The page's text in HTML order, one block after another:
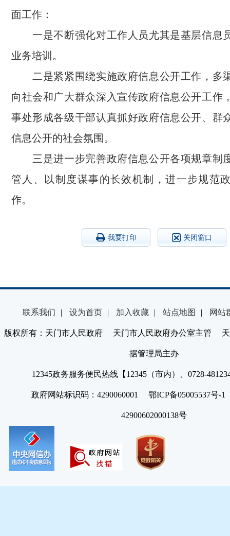
面工作：
一是不断强化对工作人员尤其是基层信息
业务培训。
二是紧紧围绕实施政府信息公开工作，多
向社会和广大群众深入宣传政府信息公开工作
事处形成各级干部认真抓好政府信息公开、群
信息公开的社会氛围。
三是进一步完善政府信息公开各项规章制
管人、以制度谋事的长效机制，进一步规范
作。
我要打印 关闭窗口
联系我们 | 设为首页 | 加入收藏 | 站点地图 | 网站
版权所有：天门市人民政府 天门市人民政府办公室主管 天
据管理局主办
12345政务服务便民热线【12345（市内）、0728-
政府网站标识码：4290060001 鄂ICP备05005537号
42900602000138号